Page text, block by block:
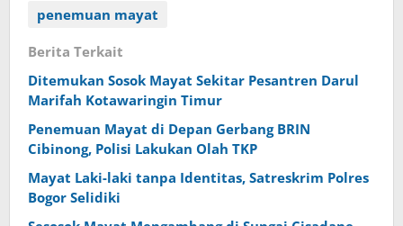
penemuan mayat
Berita Terkait
Ditemukan Sosok Mayat Sekitar Pesantren Darul
Marifah Kotawaringin Timur
Penemuan Mayat di Depan Gerbang BRIN
Cibinong, Polisi Lakukan Olah TKP
Mayat Laki-laki tanpa Identitas, Satreskrim Polres
Bogor Selidiki